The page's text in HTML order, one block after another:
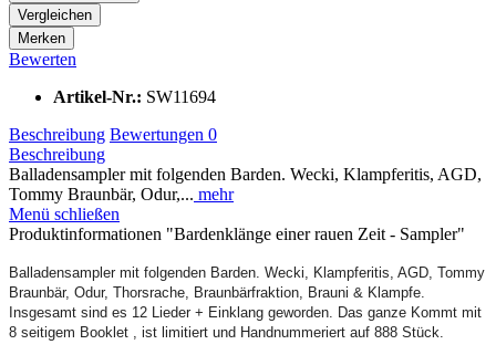
Vergleichen
Merken
Bewerten
Artikel-Nr.: SW11694
Beschreibung Bewertungen 0
Beschreibung
Balladensampler mit folgenden Barden. Wecki, Klampferitis, AGD,
Tommy Braunbär, Odur,... mehr
Menü schließen
Produktinformationen "Bardenklänge einer rauen Zeit - Sampler"
Balladensampler mit folgenden Barden. Wecki, Klampferitis, AGD, Tommy
Braunbär, Odur, Thorsrache, Braunbärfraktion, Brauni & Klampfe.
Insgesamt sind es 12 Lieder + Einklang geworden. Das ganze Kommt mit
8 seitigem Booklet , ist limitiert und Handnummeriert auf 888 Stück.